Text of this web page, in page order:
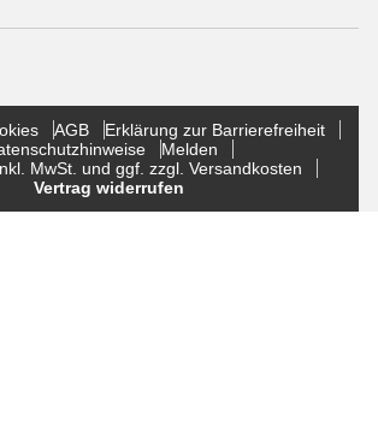
AGB
Erklärung zur Barrierefreiheit
Melden
MwSt. und ggf. zzgl. Versandkosten
Vertrag widerrufen